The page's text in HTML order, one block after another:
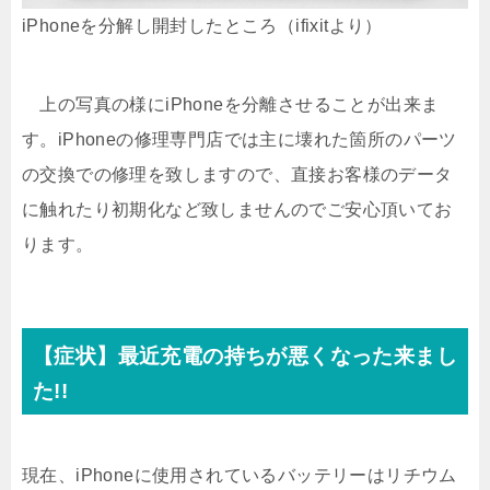
iPhoneを分解し開封したところ（ifixitより）
上の写真の様にiPhoneを分離させることが出来ま
す。iPhoneの修理専門店では主に壊れた箇所のパーツ
の交換での修理を致しますので、直接お客様のデータ
に触れたり初期化など致しませんのでご安心頂いてお
ります。
【症状】最近充電の持ちが悪くなった来まし
た!!
現在、iPhoneに使用されているバッテリーはリチウム